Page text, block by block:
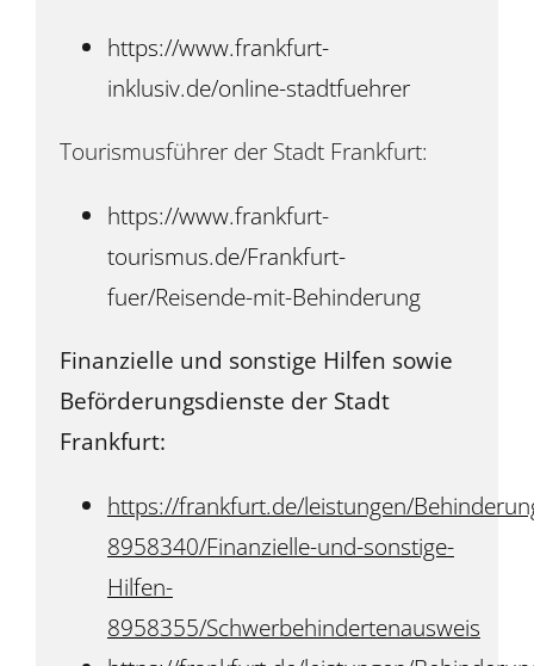
https://www.frankfurt-
inklusiv.de/online-stadtfuehrer
Tourismusführer der Stadt Frankfurt:
https://www.frankfurt-
tourismus.de/Frankfurt-
fuer/Reisende-mit-Behinderung
Finanzielle und sonstige Hilfen sowie
Beförderungsdienste der Stadt
Frankfurt:
https://frankfurt.de/leistungen/
8958340/Finanzielle-und-sonstige-
Hilfen-
8958355/Schwerbehindertenausweis